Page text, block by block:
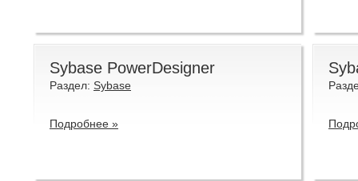
Sybase PowerDesigner
Раздел: Sybase
Подробнее »